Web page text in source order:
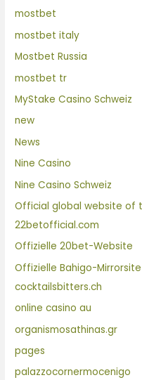
mostbet
mostbet italy
Mostbet Russia
mostbet tr
MyStake Casino Schweiz
new
News
Nine Casino
Nine Casino Schweiz
Official global website of
22betofficial.com
Offizielle 20bet-Website
Offizielle Bahigo-
cocktailsbitters.ch
online casino au
organismosathinas.gr
pages
palazzocornermocenigo